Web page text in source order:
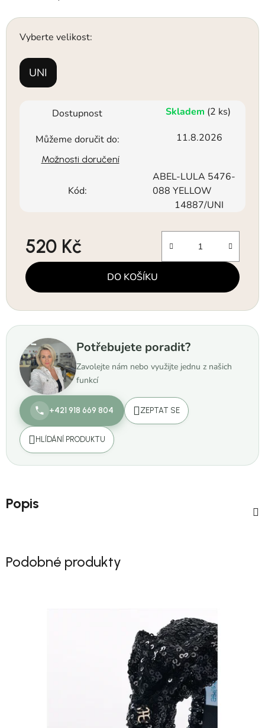
Vyberte velikost:
UNI
Dostupnost Skladem (2 ks)
Můžeme doručit do: 11.8.2026
Možnosti doručení
Kód:
ABEL-LULA 5476-
088 YELLOW
14887/UNI
520 Kč
Měrná cena:
DO KOŠÍKU
Potřebujete poradit?
Zavolejte nám nebo využijte jednu z našich
funkcí
+421 918 669 804 ZEPTAT SE
HLÍDÁNÍ PRODUKTU
Popis
Podobné produkty